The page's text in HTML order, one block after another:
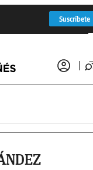
Suscríbete